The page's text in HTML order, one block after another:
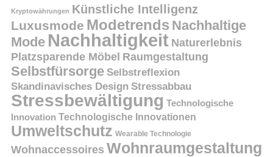
Kryptowährungen Künstliche Intelligenz
Luxusmode Modetrends Nachhaltige
Mode Nachhaltigkeit Naturerlebnis
Platzsparende Möbel Raumgestaltung
Selbstfürsorge Selbstreflexion
Skandinavisches Design Stressabbau
Stressbewältigung Technologische
Innovation Technologische Innovationen
Umweltschutz Wearable Technologie
Wohnaccessoires Wohnraumgestaltung